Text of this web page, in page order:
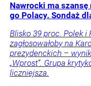
Nawrocki ma
go Polacy. Sondaż
Blisko 39 proc. Polek i
zagłosowałoby na
prezydenckich –
„Wprost”. Grupa
liczniejsza.